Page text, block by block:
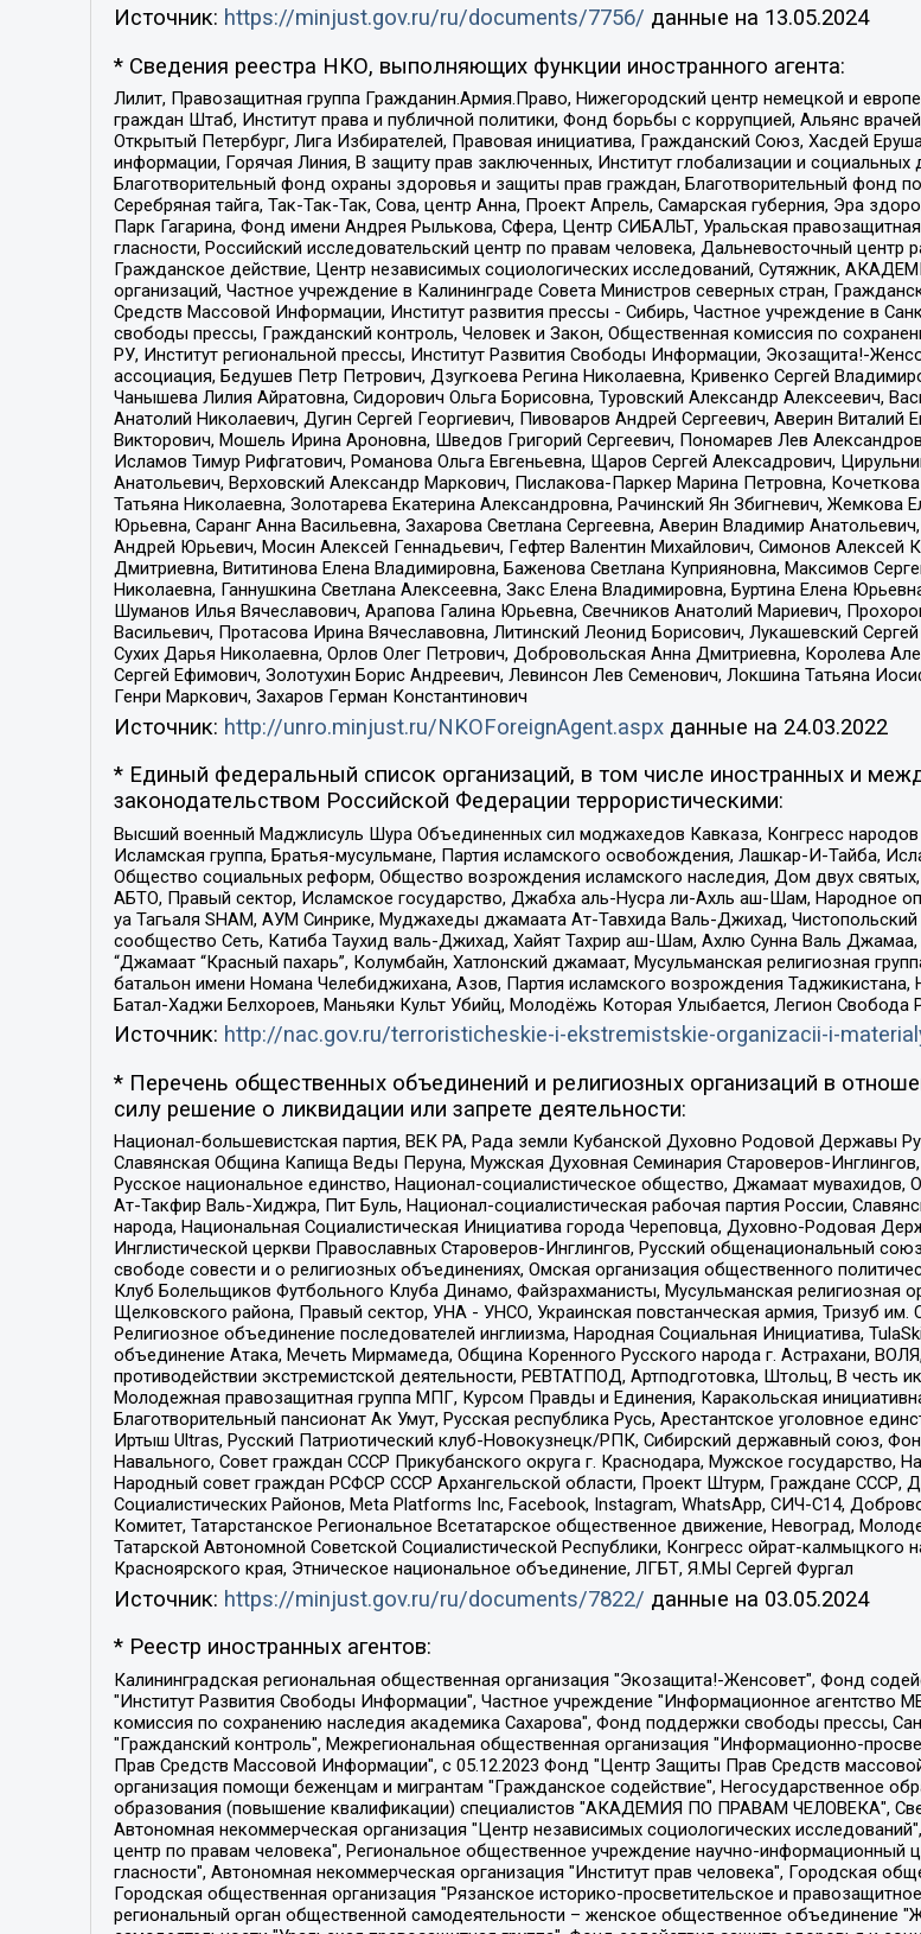
Источник: https://minjust.gov.ru/ru/documents/7756/ данные на 13.05.2024
* Сведения реестра НКО, выполняющих функции иностранного агента:
Лилит, Правозащитная группа Гражданин.Армия.Право, Нижегородский центр немецкой и
граждан Штаб, Институт права и публичной политики, Фонд борьбы с коррупцией, Альянс
Открытый Петербург, Лига Избирателей, Правовая инициатива, Гражданский Союз, Хасдей
информации, Горячая Линия, В защиту прав заключенных, Институт глобализации и
Благотворительный фонд охраны здоровья и защиты прав граждан, Благотворительный фонд
Серебряная тайга, Так-Так-Так, Сова, центр Анна, Проект Апрель, Самарская губерния, Эра
Парк Гагарина, Фонд имени Андрея Рылькова, Сфера, Центр СИБАЛЬТ, Уральская
гласности, Российский исследовательский центр по правам человека, Дальневосточный центр
Гражданское действие, Центр независимых социологических исследований, Сутяжник,
организаций, Частное учреждение в Калининграде Совета Министров северных стран,
Средств Массовой Информации, Институт развития прессы - Сибирь, Частное учреждение в
свободы прессы, Гражданский контроль, Человек и Закон, Общественная комиссия по
РУ, Институт региональной прессы, Институт Развития Свободы Информации, Экозащита!-
ассоциация, Бедушев Петр Петрович, Дзугкоева Регина Николаевна, Кривенко Сергей
Чанышева Лилия Айратовна, Сидорович Ольга Борисовна, Туровский Александр Алексеевич,
Анатолий Николаевич, Дугин Сергей Георгиевич, Пивоваров Андрей Сергеевич, Аверин
Викторович, Мошель Ирина Ароновна, Шведов Григорий Сергеевич, Пономарев Лев
Исламов Тимур Рифгатович, Романова Ольга Евгеньевна, Щаров Сергей Алексадрович,
Анатольевич, Верховский Александр Маркович, Пислакова-Паркер Марина Петровна,
Татьяна Николаевна, Золотарева Екатерина Александровна, Рачинский Ян Збигневич,
Юрьевна, Саранг Анна Васильевна, Захарова Светлана Сергеевна, Аверин Владимир
Андрей Юрьевич, Мосин Алексей Геннадьевич, Гефтер Валентин Михайлович, Симонов Алексей
Дмитриевна, Вититинова Елена Владимировна, Баженова Светлана Куприяновна, Максимов
Николаевна, Ганнушкина Светлана Алексеевна, Закс Елена Владимировна, Буртина Елена
Шуманов Илья Вячеславович, Арапова Галина Юрьевна, Свечников Анатолий Мариевич,
Васильевич, Протасова Ирина Вячеславовна, Литинский Леонид Борисович, Лукашевский
Сухих Дарья Николаевна, Орлов Олег Петрович, Добровольская Анна Дмитриевна, Королева
Сергей Ефимович, Золотухин Борис Андреевич, Левинсон Лев Семенович, Локшина Татьяна
Генри Маркович, Захаров Герман Константинович
Источник: http://unro.minjust.ru/NKOForeignAgent.aspxданные на 24.03.2022
* Единый федеральный список организаций, в том числе иностранных и
законодательством Российской Федерации террористическими:
Высший военный Маджлисуль Шура Объединенных сил моджахедов Кавказа, Конгресс народов
Исламская группа, Братья-мусульмане, Партия исламского освобождения, Лашкар-И-Тайба,
Общество социальных реформ, Общество возрождения исламского наследия, Дом двух
АБТО, Правый сектор, Исламское государство, Джабха аль-Нусра ли-Ахль аш-Шам, Народное
уа Тагьаля SHAM, АУМ Синрике, Муджахеды джамаата Ат-Тавхида Валь-Джихад,
сообщество Сеть, Катиба Таухид валь-Джихад, Хайят Тахрир аш-Шам, Ахлю Сунна Валь Джамаа,
“Джамаат “Красный пахарь”, Колумбайн, Хатлонский джамаат, Мусульманская религиозная
батальон имени Номана Челебиджихана, Азов, Партия исламского возрождения
Батал-Хаджи Белхороев, Маньяки Культ Убийц, Молодёжь Которая Улыбается, Легион Свобода
Источник: http://nac.gov.ru/terroristicheskie-i-ekstremistskie-organizacii-i-
* Перечень общественных объединений и религиозных организаций в
силу решение о ликвидации или запрете деятельности:
Национал-большевистская партия, ВЕК РА, Рада земли Кубанской Духовно Родовой Державы
Славянская Община Капища Веды Перуна, Мужская Духовная Семинария Староверов-
Русское национальное единство, Национал-социалистическое общество, Джамаат
Ат-Такфир Валь-Хиджра, Пит Буль, Национал-социалистическая рабочая партия России,
народа, Национальная Социалистическая Инициатива города Череповца, Духовно-Родовая
Инглистической церкви Православных Староверов-Инглингов, Русский общенациональный
свободе совести и о религиозных объединениях, Омская организация общественного
Клуб Болельщиков Футбольного Клуба Динамо, Файзрахманисты, Мусульманская религиозная
Щелковского района, Правый сектор, УНА - УНСО, Украинская повстанческая армия, Тризуб им.
Религиозное объединение последователей инглиизма, Народная Социальная Инициатива,
объединение Атака, Мечеть Мирмамеда, Община Коренного Русского народа г. Астрахани,
противодействии экстремистской деятельности, РЕВТАТПОД, Артподготовка, Штольц, В
Молодежная правозащитная группа МПГ, Курсом Правды и Единения, Каракольская
Благотворительный пансионат Ак Умут, Русская республика Русь, Арестантское уголовное
Иртыш Ultras, Русский Патриотический клуб-Новокузнецк/РПК, Сибирский державный союз,
Навального, Совет граждан СССР Прикубанского округа г. Краснодара, Мужское
Народный совет граждан РСФСР СССР Архангельской области, Проект Штурм, Граждане СССР,
Социалистических Районов, Meta Platforms Inc, Facebook, Instagram, WhatsApp, СИЧ-С14,
Комитет, Татарстанское Региональное Всетатарское общественное движение, Невоград,
Татарской Автономной Советской Социалистической Республики, Конгресс ойрат-калмыцкого
Красноярского края, Этническое национальное объединение, ЛГБТ, Я.МЫ Сергей Фургал
Источник: https://minjust.gov.ru/ru/documents/7822/ данные на 03.05.2024
* Реестр иностранных агентов:
Калининградская региональная общественная организация "Экозащита!-Женсовет", Фонд содействия защите прав и свобод граждан "Общественный вердикт", Фонд "Институт Развития Свободы Информации", Частное учреждение "Информационное агентство МЕМО. РУ", Региональная общественная организация "Общественная комиссия по сохранению наследия академика Сахарова", Фонд поддержки свободы прессы, Санкт-Петербургская общественная правозащитная организация "Гражданский контроль", Межрегиональная общественная организация "Информационно-просветительский центр "Мемориал", Региональный Фонд "Центр Защиты Прав Средств Массовой Информации", с 05.12.2023 Фонд "Центр Защиты Прав Средств массовой информации", Региональная общественная благотворительная организация помощи беженцам и мигрантам "Гражданское содействие", Негосударственное образовательное учреждение дополнительного профессионального образования (повышение квалификации) специалистов "АКАДЕМИЯ ПО ПРАВАМ ЧЕЛОВЕКА", Свердловская региональная общественная организация "Сутяжник", Автономная некоммерческая организация "Центр независимых социологических исследований", Союз общественных объединений "Российский исследовательский центр по правам человека", Региональное общественное учреждение научно-информационный центр "МЕМОРИАЛ", Некоммерческая организация "Фонд защиты гласности", Автономная некоммерческая организация "Институт прав человека", Городская общественная организация "Екатеринбургское общество "МЕМОРИАЛ", Городская общественная организация "Рязанское историко-просветительское и правозащитное общество "Мемориал" (Рязанский Мемориал), Челябинский региональный орган общественной самодеятельности – женское общественное объединение "Женщины Евразии", Челябинский региональный орган общественной самодеятельности "Уральская правозащитная группа", Фонд содействия защите здоровья и социальной справедливости имени Андрея Рылькова, Автономная Некоммерческая Организация "Аналитический Центр Юрия Левады", Автономная некоммерческая организация социальной поддержки населения "Проект Апрель", Региональная общественная организация помощи женщинам и детям, находящимся в кризисной ситуации "Информационно-методический центр "Анна", Фонд содействия развитию массовых коммуникаций и правовому просвещению "Так-так-Так", Фонд содействия устойчивому развитию "Серебряная тайга", Свердловский региональный общественный фонд социальных проектов "Новое время", "Idel.Реалии", Кавказ.Реалии, Крым.Реалии, Телеканал Настоящее Время, Татаро-башкирская служба Радио Свобода (Azatliq Radiosi), Радио Свободная Европа/Радио Свобода (PCE/PC), "Сибирь.Реалии", "Фактограф", Благотворительный фонд помощи осужденным и их семьям, Автономная некоммерческая организация "Институт глобализации и социальных движений", Фонд "В защиту прав заключенных", Частное учреждение "Центр поддержки и содействия развитию средств массовой информации", Пензенский региональный общественный благотворительный фонд "Гражданский союз", "Север.Реалии", Некоммерческая организация Фонд "Правовая инициатива", Общество с ограниченной ответственностью "Радио Свободная Европа/Радио Свобода", Чешское информационное агентство "MEDIUM-ORIENT", Красноярская региональная общественная организация "Мы против СПИДа", Камалягин Денис Николаевич, Маркелов Сергей Евгеньевич, Пономарев Лев Александрович, Савицкая Людмила Алексеевна, Автономная некоммерческая организация "Центр по работе с проблемой насилия "НАСИЛИЮ.НЕТ", Межрегиональный профессиональный союз работников здравоохранения "Альянс врачей", Юридическое лицо, зарегистрированное в Латвийской Республике, SIA "Medusa Project" (регистрационный номер 40103797863, дата регистрации 10.06.2014), Некоммерческая организация "Фонд по борьбе с коррупцией", Автономная некоммерческая организация "Институт права и публичной политики", Баданин Роман Сергеевич, Гликин Максим Александрович, Железнова Мария Михайловна, Лукьянова Юлия Сергеевна, Маетная Елизавета Витальевна, Маняхин Петр Борисович, Чуракова Ольга Владимировна, Ярош Юлия Петровна, Юридическое лицо "The Insider SIA", зарегистрированное в Риге, Латвийская Республика (дата регистрации 26.06.2015), являющееся администратором доменного имени интернет-издания "The Insider SIA", https://theins.ru, Постернак Алексей Евгеньевич, Рубин Михаил Аркадьевич, Анин Роман Александрович, Юридическое лицо Istories fonds, зарегистрированное в Латвийской Республике (регистрационный номер 50008295751, дата регистрации 24.02.2020), Великовский Дмитрий Александрович, Долинина Ирина Николаевна, Мароховская Алеся Алексеевна, Шлейнов Роман Юрьевич, Шмагун Олеся Валентиновна, Общество с ограниченной ответственностью "Альтаир 2021", Общество с ограниченной ответственностью "Вега 2021", Общество с ограниченной ответственностью "Главный редактор 2021", Общество с ограниченной ответственностью "Ромашки монолит", Важенков Артем Валерьевич, Ивановская областная общественная организация "Центр гендерных исследований", Гурман Юрий Альбертович, Медиапроект "ОВД-Инфо", Егоров Владимир Владимирович, Жилинский Владимир Александрович, Общество с ограниченной ответственностью "ЗП", Иванова София Юрьевна, Карезина Инна Павловна, Кильтау Екатерина Викторовна, Петров Алексей Викторович, Пискунов Сергей Евгеньевич, Смирнов Сергей Сергеевич, Тихонов Михаил Сергеевич, Общество с ограниченной ответственностью "ЖУРНАЛИСТ-ИНОСТРАННЫЙ АГЕНТ", Арапова Галина Юрьевна, Вольтская Татьяна Анатольевна, Американская компания "Mason G.E.S. Anonymous Foundation" (США), являющаяся владельцем интернет-издания https://mnews.world/, Компания "Stichting Bellingcat", зарегистрированная в Нидерландах (дата регистрации 11.07.2018), Захаров Андрей Вячеславович, Клепиковская Екатерина Дмитриевна, Общество с ограниченной